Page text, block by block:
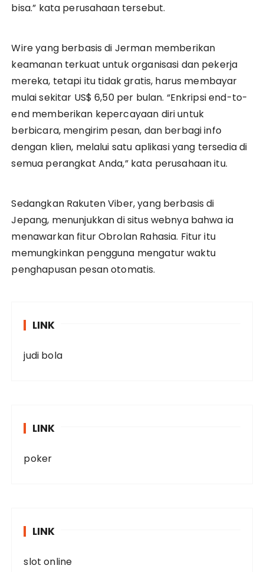
bisa.” kata perusahaan tersebut.
Wire yang berbasis di Jerman memberikan
keamanan terkuat untuk organisasi dan pekerja
mereka, tetapi itu tidak gratis, harus membayar
mulai sekitar US$ 6,50 per bulan. “Enkripsi end-to-
end memberikan kepercayaan diri untuk
berbicara, mengirim pesan, dan berbagi info
dengan klien, melalui satu aplikasi yang tersedia di
semua perangkat Anda,” kata perusahaan itu.
Sedangkan Rakuten Viber, yang berbasis di
Jepang, menunjukkan di situs webnya bahwa ia
menawarkan fitur Obrolan Rahasia. Fitur itu
memungkinkan pengguna mengatur waktu
penghapusan pesan otomatis.
LINK
judi bola
LINK
poker
LINK
slot online